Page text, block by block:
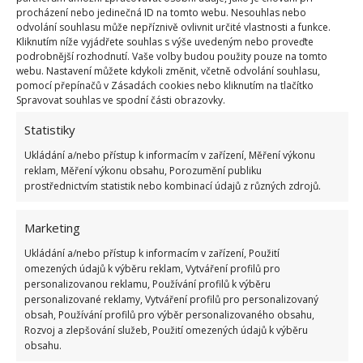
procházení nebo jedinečná ID na tomto webu. Nesouhlas nebo
odvolání souhlasu může nepříznivě ovlivnit určité vlastnosti a funkce.
Kliknutím níže vyjádřete souhlas s výše uvedeným nebo proveďte
podrobnější rozhodnutí. Vaše volby budou použity pouze na tomto
webu. Nastavení můžete kdykoli změnit, včetně odvolání souhlasu,
pomocí přepínačů v Zásadách cookies nebo kliknutím na tlačítko
Spravovat souhlas ve spodní části obrazovky.
Statistiky
Ukládání a/nebo přístup k informacím v zařízení, Měření výkonu
reklam, Měření výkonu obsahu, Porozumění publiku
prostřednictvím statistik nebo kombinací údajů z různých zdrojů.
Marketing
Ukládání a/nebo přístup k informacím v zařízení, Použití
omezených údajů k výběru reklam, Vytváření profilů pro
personalizovanou reklamu, Používání profilů k výběru
personalizované reklamy, Vytváření profilů pro personalizovaný
obsah, Používání profilů pro výběr personalizovaného obsahu,
Rozvoj a zlepšování služeb, Použití omezených údajů k výběru
obsahu.
jasnější barvy koberce, čistota, zlikvidované bakterie
a roztoči, ale především úžasná vůně linoucí se po
celé domácnosti.
Recept na čisticí prostředek
2 šálky jedlé sody
1 šálek boraxu
1 lžíce levandule
1 polévková lžíce citronové kůry
10 kapek esenciálního citronového oleje
Základem je vždy soda a borax, ostatní ingredience
můžete libovolně měnit podle toho, kterou vůni
preferujete. Použít lze i na čalouněný nábytek.